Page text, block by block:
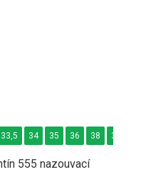
555 nazouvací
33,5 34 35 36 38 38,5